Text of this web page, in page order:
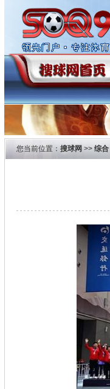
您当前位置： 搜球网 >> 综合